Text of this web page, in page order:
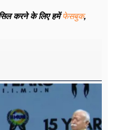
करने के लिए हमेंफेसबुक,